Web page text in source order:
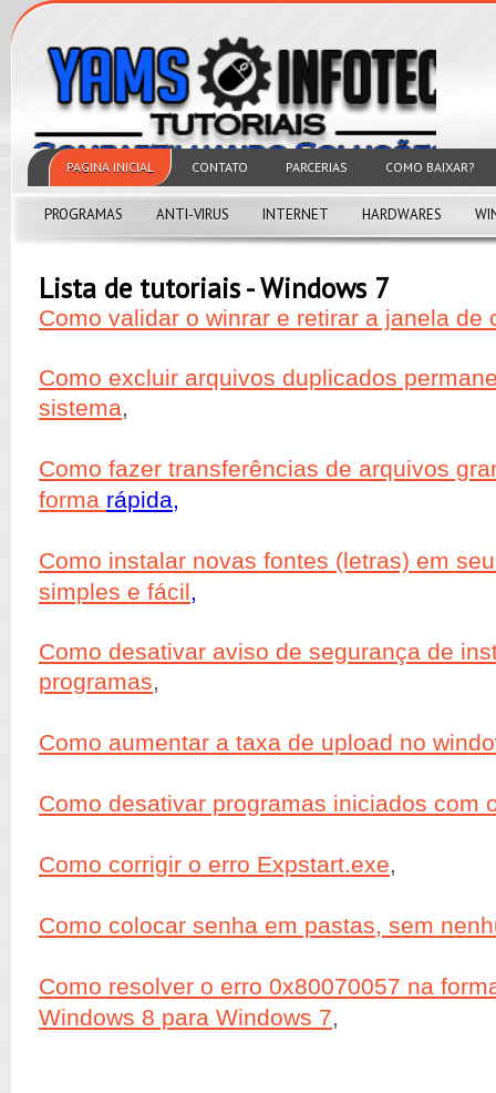
PAGINA INICIAL CONTATO PARCERIAS COMO BAIXAR?
PROGRAMAS ANTI-VIRUS INTERNET HARDWARES
Lista de tutoriais - Windows 7
Como validar o winrar e retirar a janela de
Como excluir arquivos duplicados
sistema,
Como fazer transferências de arquivos
forma rápida,
Como instalar novas fontes (letras) em
simples e fácil,
Como desativar aviso de segurança de
programas,
Como aumentar a taxa de upload no
Como desativar programas iniciados com
Como corrigir o erro Expstart.exe,
Como colocar senha em pastas, sem
Como resolver o erro 0x80070057 na
Windows 8 para Windows 7,